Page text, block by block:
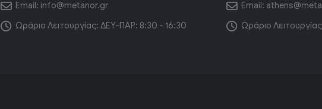
Email: info@metanor.gr
Ωράριο Λειτουργίας: ΔΕΥ-ΠΑΡ: 8:30 - 16:30
Email:
Ωράριο